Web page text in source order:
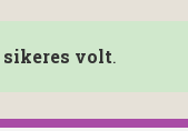
sikeres volt.